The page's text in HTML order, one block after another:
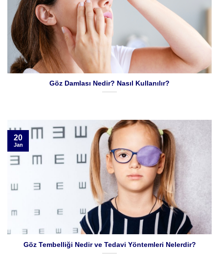
Göz Damlası Nedir? Nasıl Kullanılır?
Göz Tembelliği Nedir ve Tedavi Yöntemleri Nelerdir?
20
Jan